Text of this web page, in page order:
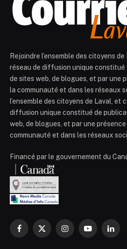
Rejoindre l’ensemble des citoyens
réseau de diffusion unique constitué
de sites web, de blogues, et par une
la communauté et dans les réseaux
l’ensemble des citoyens de Laval, et
diffusion unique constitué de
web, de blogues, et par une
communauté et dans les réseaux
Financé par le gouvernement du
Facebook
X
InstagramYouTube